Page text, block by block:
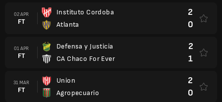
02 APR
FT
Instituto Cordoba
Atlanta
2
0
01 APR
FT
Defensa y Justicia
CA Chaco For Ever
2
1
31 MAR
FT
Union
Agropecuario
2
0